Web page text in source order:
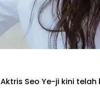
Aktris Seo Ye-ji kini telah